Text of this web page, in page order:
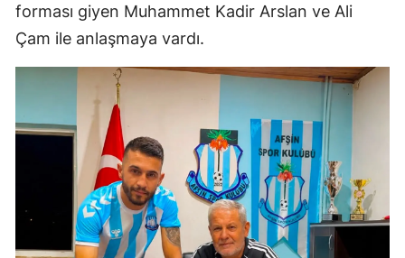
forması giyen Muhammet Kadir Arslan ve Ali
Çam ile anlaşmaya vardı.